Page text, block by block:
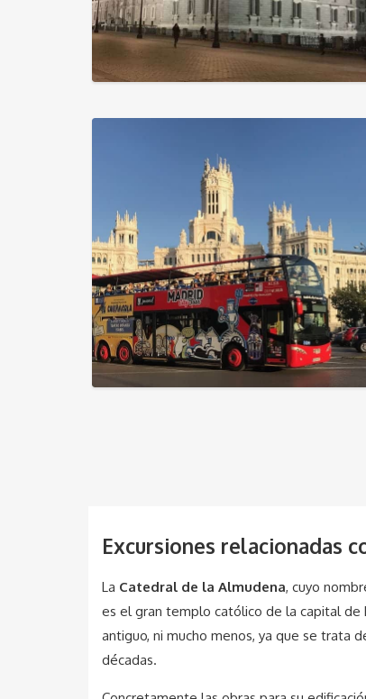
Excursiones relacionadas
La Catedral de la Almudena, cuyo
es el gran templo católico de la capital de
antiguo, ni mucho menos, ya que se trata
décadas.